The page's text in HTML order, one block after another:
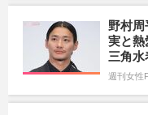
野村
実と熱
三角水
週刊女性